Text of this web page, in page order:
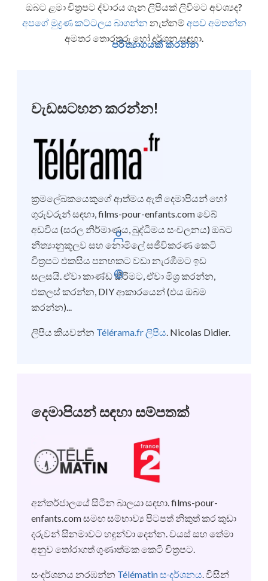
පරිත්‍යාගයක් කරන්න
ඇතුල් වන්න
සිංහල
ඔබට ළමා චිත්‍රපට ද්වාරය ගැන ලිපියක් ලිවීමට අවශ්‍යද?
අපගේ මුද්‍රණ කට්ටලය බාගන්න නැත්නම් අපව අමතන්න
අමතර තොරතුරු හෝ දර්ශන සඳහා.
වැඩසටහන කරන්න!
ක්‍රමලේඛකයෙකුගේ ආත්මය ඇති දෙමාපියන් හෝ
ගුරුවරුන් සඳහා, films-pour-enfants.com වෙබ්
අඩවිය (සරල නිර්මාණය, බුද්ධිමය සංචලනය) ඔබට
නීත්‍යානුකූලව සහ නොමිලේ සජීවිකරණ කෙටි
චිත්‍රපට එකසිය පනහකට වඩා නැරඹීමට ඉඩ
සලසයි. ඒවා කාණ්ඩ කිරීමට, ඒවා මිශ්‍ර කරන්න,
එකලස් කරන්න, DIY ආකාරයෙන් (එය ඔබම
කරන්න)...
ලිපිය කියවන්න Télérama.fr ලිපිය. Nicolas Didier.
දෙමාපියන් සඳහා සම්පතක්
අන්තර්ජාලයේ සිටින බාලයා සඳහා. films-pour-
enfants.com සමඟ සම්භාව්‍ය පිටපත් නිකුත් කර කුඩා
දරුවන් සිනමාවට හඳුන්වා දෙන්න. වයස් සහ තේමා
අනුව තෝරාගත් ගුණාත්මක කෙටි චිත්‍රපට.
සංදර්ශනය නරඹන්න Télématin සංදර්ශනය විසින්